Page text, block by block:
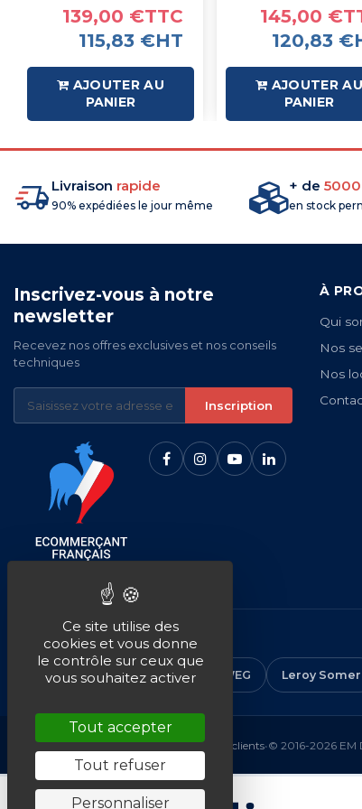
139,00 €TTC
115,83 €HT
AJOUTER AU
PANIER
145,00
120,83
AJOUTER AU
PANIER
Livraison rapide
90% expédiées le jour même
+ de
en stock
Inscrivez-vous à notre
newsletter
Recevez nos offres exclusives et nos conseils
techniques
Inscription
À
Qui
Nos
Nos
NOS MARQUES
CEMER ALMO ABB WEG Leroy Somer
Mentions légales•CGV•Plan du site• Avis clients•© 2016-2026 EM
Ce site utilise des
cookies et vous donne
le contrôle sur ceux que
vous souhaitez activer
Tout accepter
Tout refuser
Personnaliser